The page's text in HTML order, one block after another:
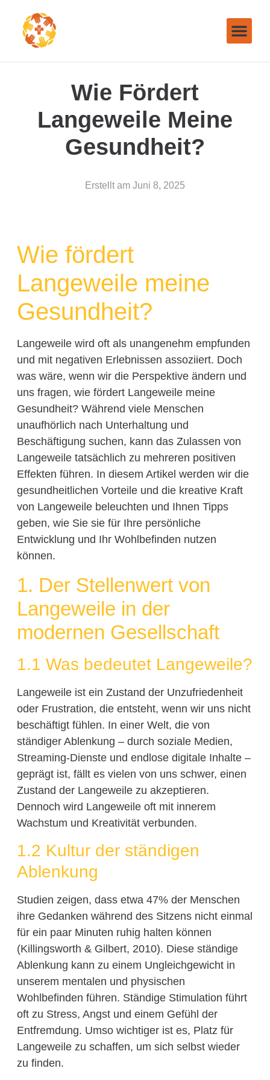
Wie Fördert
Langeweile Meine
Gesundheit?
Erstellt am Juni 8, 2025
Wie fördert
Langeweile meine
Gesundheit?
Langeweile wird oft als unangenehm empfunden
und mit negativen Erlebnissen assoziiert. Doch
was wäre, wenn wir die Perspektive ändern und
uns fragen, wie fördert Langeweile meine
Gesundheit? Während viele Menschen
unaufhörlich nach Unterhaltung und
Beschäftigung suchen, kann das Zulassen von
Langeweile tatsächlich zu mehreren positiven
Effekten führen. In diesem Artikel werden wir die
gesundheitlichen Vorteile und die kreative Kraft
von Langeweile beleuchten und Ihnen Tipps
geben, wie Sie sie für Ihre persönliche
Entwicklung und Ihr Wohlbefinden nutzen
können.
1. Der Stellenwert von
Langeweile in der
modernen Gesellschaft
1.1 Was bedeutet Langeweile?
Langeweile ist ein Zustand der Unzufriedenheit
oder Frustration, die entsteht, wenn wir uns nicht
beschäftigt fühlen. In einer Welt, die von
ständiger Ablenkung – durch soziale Medien,
Streaming-Dienste und endlose digitale Inhalte –
geprägt ist, fällt es vielen von uns schwer, einen
Zustand der Langeweile zu akzeptieren.
Dennoch wird Langeweile oft mit innerem
Wachstum und Kreativität verbunden.
1.2 Kultur der ständigen
Ablenkung
Studien zeigen, dass etwa 47% der Menschen
ihre Gedanken während des Sitzens nicht einmal
für ein paar Minuten ruhig halten können
(Killingsworth & Gilbert, 2010). Diese ständige
Ablenkung kann zu einem Ungleichgewicht in
unserem mentalen und physischen
Wohlbefinden führen. Ständige Stimulation führt
oft zu Stress, Angst und einem Gefühl der
Entfremdung. Umso wichtiger ist es, Platz für
Langeweile zu schaffen, um sich selbst wieder
zu finden.